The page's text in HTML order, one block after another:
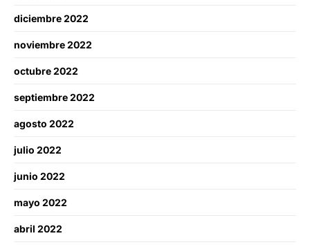
diciembre 2022
noviembre 2022
octubre 2022
septiembre 2022
agosto 2022
julio 2022
junio 2022
mayo 2022
abril 2022